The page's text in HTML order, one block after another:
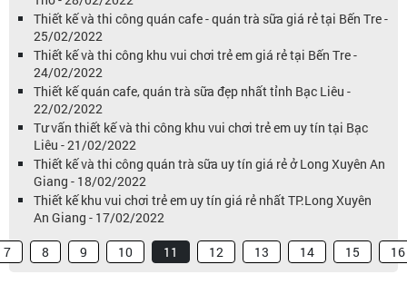
Thiết kế và thi công quán cafe - quán trà sữa giá rẻ tại Bến Tre -
25/02/2022
Thiết kế và thi công khu vui chơi trẻ em giá rẻ tại Bến Tre -
24/02/2022
Thiết kế quán cafe, quán trà sữa đẹp nhất tỉnh Bạc Liêu -
22/02/2022
Tư vấn thiết kế và thi công khu vui chơi trẻ em uy tín tại Bạc
Liêu - 21/02/2022
Thiết kế và thi công quán trà sữa uy tín giá rẻ ở Long Xuyên An
Giang - 18/02/2022
Thiết kế khu vui chơi trẻ em uy tín giá rẻ nhất TP.Long Xuyên
An Giang - 17/02/2022
7 8 9 10 11 12 13 14 15 16